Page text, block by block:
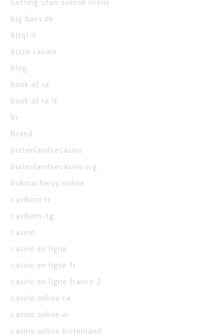
betting utan svensk licens
big bass de
bitqt.it
bizzo casino
blog
book of ra
book of ra it
br
Brand
buitenlandsecasino
buitenlandsecasino.org
bukmacherzy online
casibom tr
casibom-tg
casino
casino en ligne
casino en ligne fr
casino en ligne france 2
casino onlina ca
casino online ar
casino online buitenland